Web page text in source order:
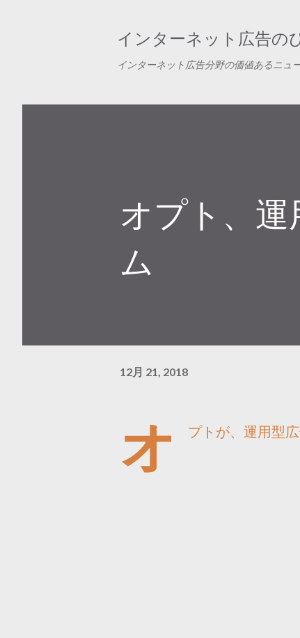
インターネット広告の
インターネット広告分野の価値あるニュ
オプト、
ム
12月 21, 2018
オ プトが、運用型